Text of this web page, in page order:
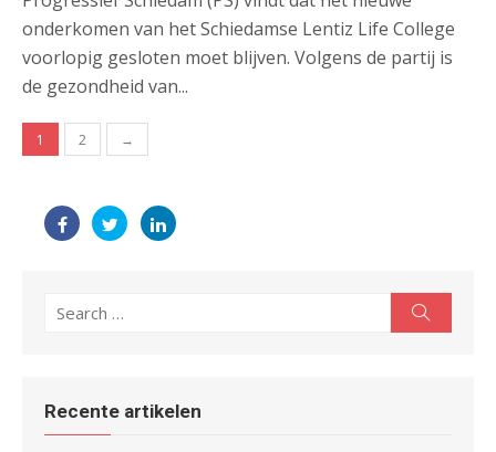
onderkomen van het Schiedamse Lentiz Life College
voorlopig gesloten moet blijven. Volgens de partij is
de gezondheid van...
Posts
navigation
1 2 →
for:
Recente artikelen